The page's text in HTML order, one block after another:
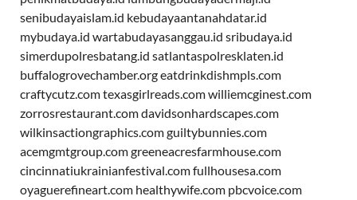
senibudayaislam.id kebudayaantanahdatar.id
mybudaya.id wartabudayasanggau.id sribudaya.id
simerdupolresbatang.id satlantaspolresklaten.id
buffalogrovechamber.orgeatdrinkdishmpls.com
craftycutz.comtexasgirlreads.comwilliemcginest.com
zorrosrestaurant.comdavidsonhardscapes.com
wilkinsactiongraphics.comguiltybunnies.com
acemgmtgroup.comgreeneacresfarmhouse.com
cincinnatiukrainianfestival.comfullhousesa.com
oyaguerefineart.com healthywife.com pbcvoice.com